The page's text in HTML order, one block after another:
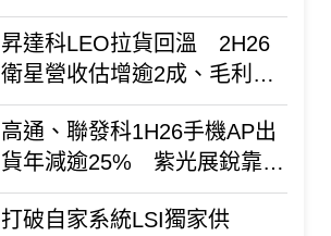
昇達科LEO拉貨回溫 2H26
衛星營收估增逾2成、毛利率
拚60%
高通、聯發科1H26手機AP出
貨年減逾25% 紫光展銳靠低
價優勢逆勢成長
打破自家系統LSI獨家供